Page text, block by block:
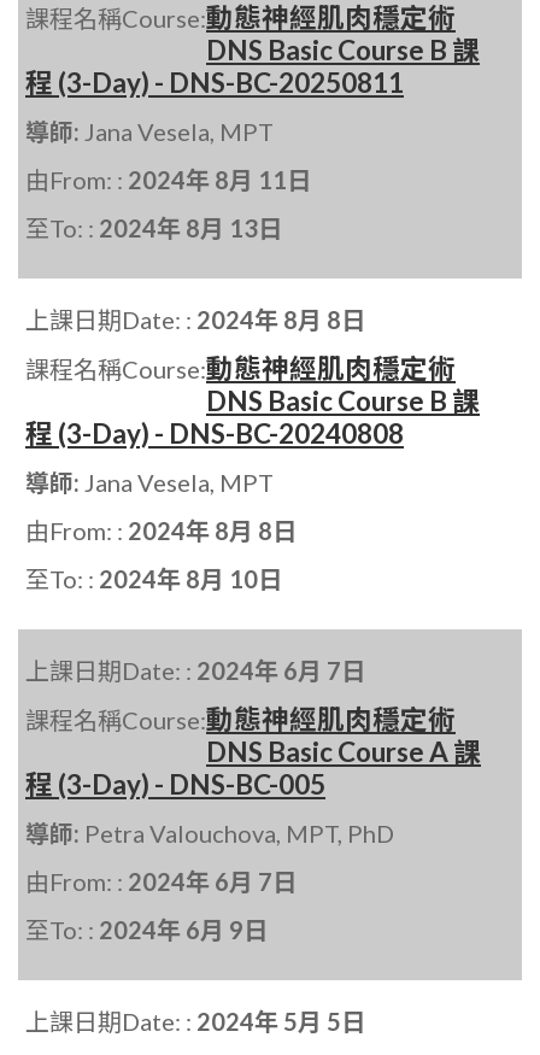
課程名稱Course:動態神經肌肉穩定術
DNS Basic Course B 課
程 (3-Day) - DNS-BC-20250811
導師: Jana Vesela, MPT
由From: : 2024年 8月 11日
至To: : 2024年 8月 13日
上課日期Date: : 2024年 8月 8日
課程名稱Course:動態神經肌肉穩定術
DNS Basic Course B 課
程 (3-Day) - DNS-BC-20240808
導師: Jana Vesela, MPT
由From: : 2024年 8月 8日
至To: : 2024年 8月 10日
上課日期Date: : 2024年 6月 7日
課程名稱Course:動態神經肌肉穩定術
DNS Basic Course A 課
程 (3-Day) - DNS-BC-005
導師: Petra Valouchova, MPT, PhD
由From: : 2024年 6月 7日
至To: : 2024年 6月 9日
上課日期Date: : 2024年 5月 5日